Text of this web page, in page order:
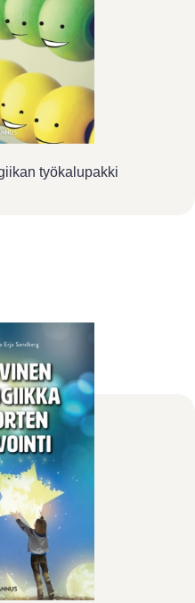
työkalupakki